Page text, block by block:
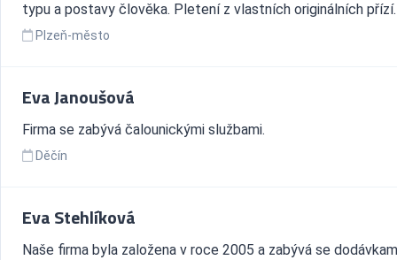
typu a postavy člověka. Pletení z vlastních originálních přízí.
Plzeň-město
Eva Janoušová
Firma se zabývá čalounickými službami.
Děčín
Eva Stehlíková
Naše firma byla založena v roce 2005 a zabývá se